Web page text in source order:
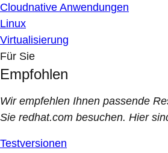
Cloudnative Anwendungen
Linux
Virtualisierung
Für Sie
Empfohlen
Wir empfehlen Ihnen passende
Sie redhat.com besuchen. Hier
Testversionen